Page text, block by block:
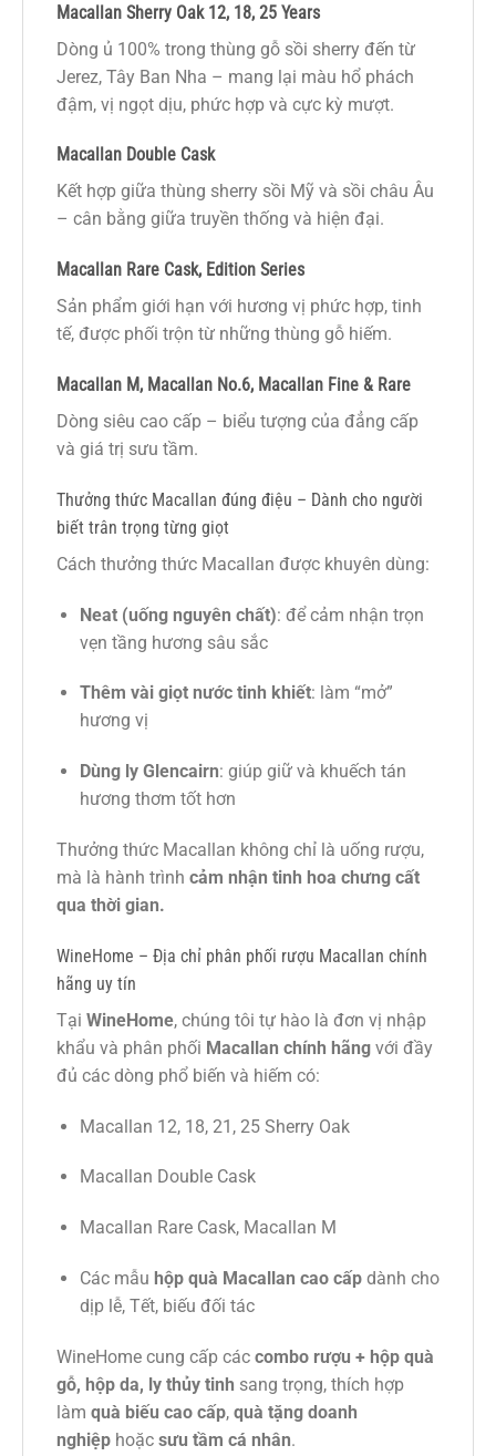
Macallan Sherry Oak 12, 18, 25 Years
Dòng ủ 100% trong thùng gỗ sồi sherry đến từ
Jerez, Tây Ban Nha – mang lại màu hổ phách
đậm, vị ngọt dịu, phức hợp và cực kỳ mượt.
Macallan Double Cask
Kết hợp giữa thùng sherry sồi Mỹ và sồi châu Âu
– cân bằng giữa truyền thống và hiện đại.
Macallan Rare Cask, Edition Series
Sản phẩm giới hạn với hương vị phức hợp, tinh
tế, được phối trộn từ những thùng gỗ hiếm.
Macallan M, Macallan No.6, Macallan Fine & Rare
Dòng siêu cao cấp – biểu tượng của đẳng cấp
và giá trị sưu tầm.
Thưởng thức Macallan đúng điệu – Dành cho người
biết trân trọng từng giọt
Cách thưởng thức Macallan được khuyên dùng:
Neat (uống nguyên chất): để cảm nhận trọn
vẹn tầng hương sâu sắc
Thêm vài giọt nước tinh khiết: làm “mở”
hương vị
Dùng ly Glencairn: giúp giữ và khuếch tán
hương thơm tốt hơn
Thưởng thức Macallan không chỉ là uống rượu,
mà là hành trình cảm nhận tinh hoa chưng cất
qua thời gian.
WineHome – Địa chỉ phân phối rượu Macallan chính
hãng uy tín
Tại WineHome, chúng tôi tự hào là đơn vị nhập
khẩu và phân phối Macallan chính hãng với đầy
đủ các dòng phổ biến và hiếm có:
Macallan 12, 18, 21, 25 Sherry Oak
Macallan Double Cask
Macallan Rare Cask, Macallan M
Các mẫu hộp quà Macallan cao cấpdành cho
dịp lễ, Tết, biếu đối tác
WineHome cung cấp các combo rượu + hộp quà
gỗ, hộp da, ly thủy tinh sang trọng, thích hợp
làm quà biếu cao cấp, quà tặng doanh
nghiệp hoặc sưu tầm cá nhân.